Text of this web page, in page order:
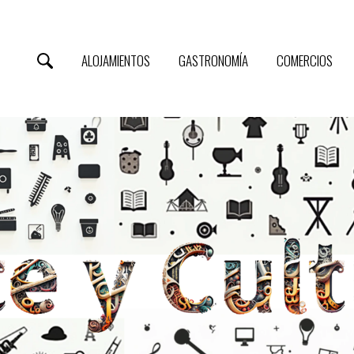
ALOJAMIENTOS GASTRONOMÍA COMERCIOS